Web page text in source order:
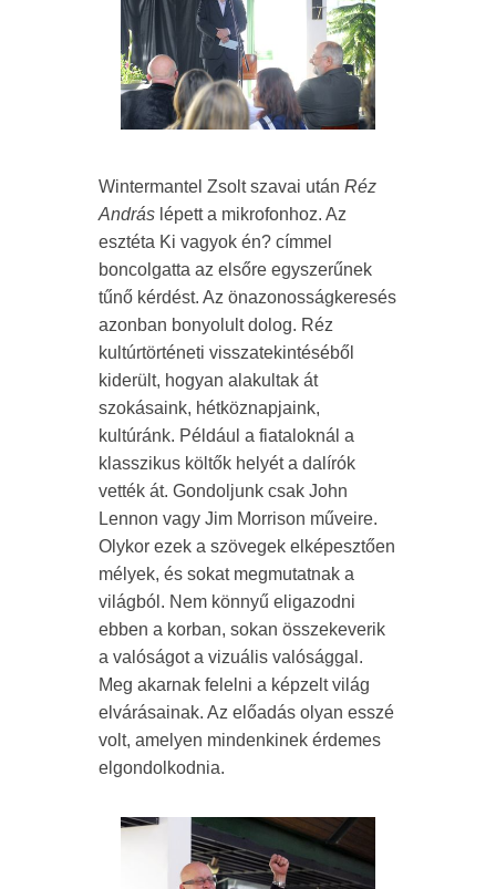
Wintermantel Zsolt szavai után Réz
András lépett a mikrofonhoz. Az
esztéta Ki vagyok én? címmel
boncolgatta az elsőre egyszerűnek
tűnő kérdést. Az önazonosságkeresés
azonban bonyolult dolog. Réz
kultúrtörténeti visszatekintéséből
kiderült, hogyan alakultak át
szokásaink, hétköznapjaink,
kultúránk. Például a fiataloknál a
klasszikus költők helyét a dalírók
vették át. Gondoljunk csak John
Lennon vagy Jim Morrison műveire.
Olykor ezek a szövegek elképesztően
mélyek, és sokat megmutatnak a
világból. Nem könnyű eligazodni
ebben a korban, sokan összekeverik
a valóságot a vizuális valósággal.
Meg akarnak felelni a képzelt világ
elvárásainak. Az előadás olyan esszé
volt, amelyen mindenkinek érdemes
elgondolkodnia.